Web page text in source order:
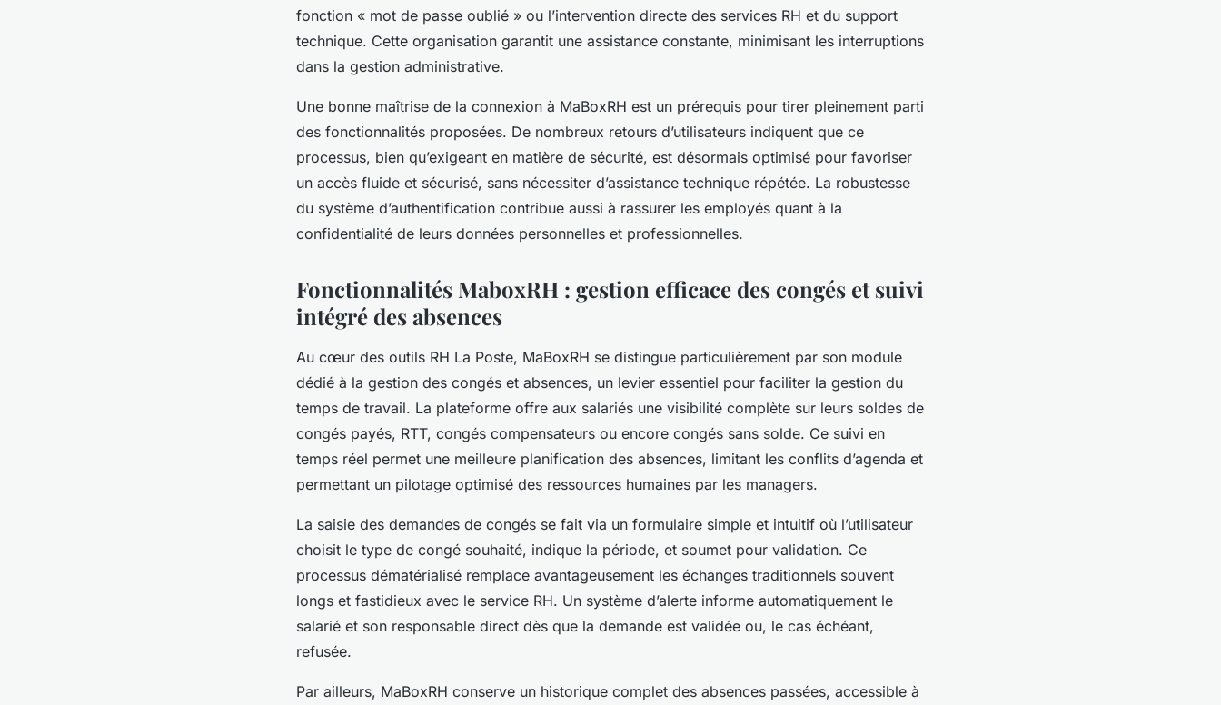
fonction « mot de passe oublié » ou l’intervention directe des services RH et du support
technique. Cette organisation garantit une assistance constante, minimisant les interruptions
dans la gestion administrative.
Une bonne maîtrise de la connexion à MaBoxRH est un prérequis pour tirer pleinement parti
des fonctionnalités proposées. De nombreux retours d’utilisateurs indiquent que ce
processus, bien qu’exigeant en matière de sécurité, est désormais optimisé pour favoriser
un accès fluide et sécurisé, sans nécessiter d’assistance technique répétée. La robustesse
du système d’authentification contribue aussi à rassurer les employés quant à la
confidentialité de leurs données personnelles et professionnelles.
Fonctionnalités MaboxRH : gestion efficace des congés et suivi
intégré des absences
Au cœur des outils RH La Poste, MaBoxRH se distingue particulièrement par son module
dédié à la gestion des congés et absences, un levier essentiel pour faciliter la gestion du
temps de travail. La plateforme offre aux salariés une visibilité complète sur leurs soldes de
congés payés, RTT, congés compensateurs ou encore congés sans solde. Ce suivi en
temps réel permet une meilleure planification des absences, limitant les conflits d’agenda et
permettant un pilotage optimisé des ressources humaines par les managers.
La saisie des demandes de congés se fait via un formulaire simple et intuitif où l’utilisateur
choisit le type de congé souhaité, indique la période, et soumet pour validation. Ce
processus dématérialisé remplace avantageusement les échanges traditionnels souvent
longs et fastidieux avec le service RH. Un système d’alerte informe automatiquement le
salarié et son responsable direct dès que la demande est validée ou, le cas échéant,
refusée.
Par ailleurs, MaBoxRH conserve un historique complet des absences passées, accessible à